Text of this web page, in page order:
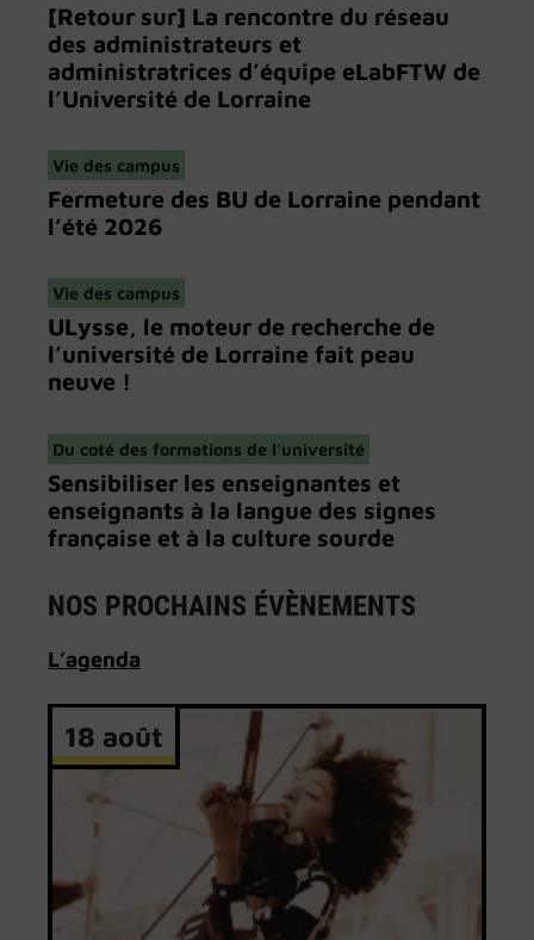
[Retour sur] La rencontre du réseau
des administrateurs et
administratrices d’équipe eLabFTW de
l’Université de Lorraine
Vie des campus
Fermeture des BU de Lorraine pendant
l’été 2026
Vie des campus
ULysse, le moteur de recherche de
l’université de Lorraine fait peau
neuve !
Du coté des formations de l'université
Sensibiliser les enseignantes et
enseignants à la langue des signes
française et à la culture sourde
NOS PROCHAINS ÉVÈNEMENTS
L’agenda
18 août